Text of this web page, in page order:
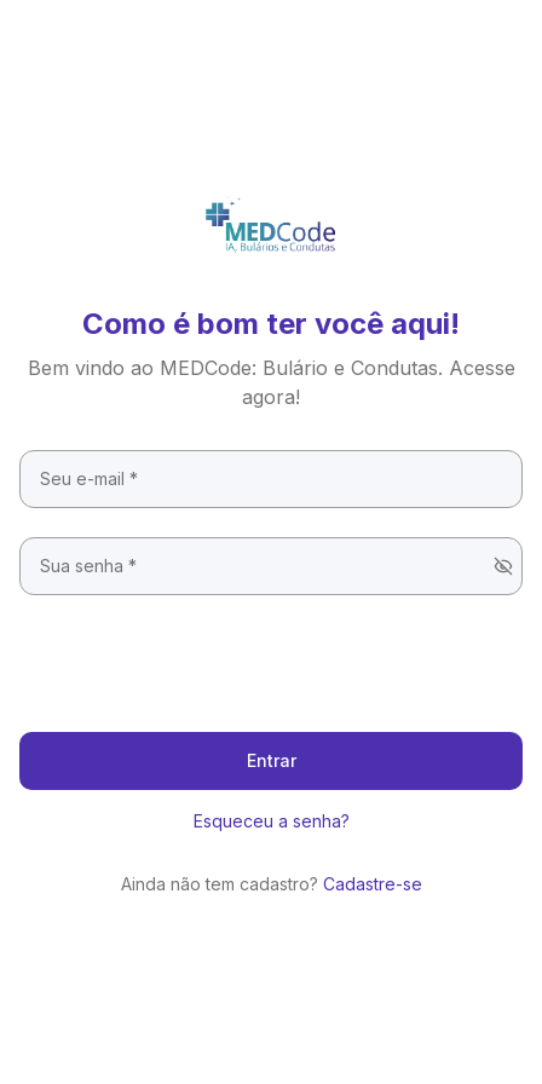
Como é bom ter você aqui!
Bem vindo ao MEDCode: Bulário e Condutas. Acesse
agora!
Entrar
Esqueceu a senha?
Ainda não tem cadastro? Cadastre-se